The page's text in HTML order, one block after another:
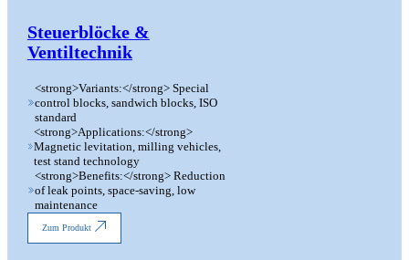
Steuerblöcke &
Ventiltechnik
<strong>Variants:</strong> Special
control blocks, sandwich blocks, ISO
standard
<strong>Applications:</strong>
Magnetic levitation, milling vehicles,
test stand technology
<strong>Benefits:</strong> Reduction
of leak points, space-saving, low
maintenance
Zum Produkt